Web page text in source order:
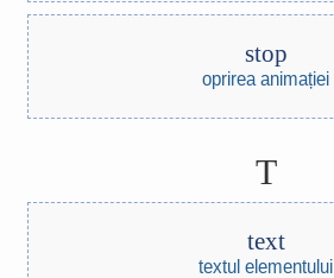
stop
oprirea animației
T
text
textul elementului